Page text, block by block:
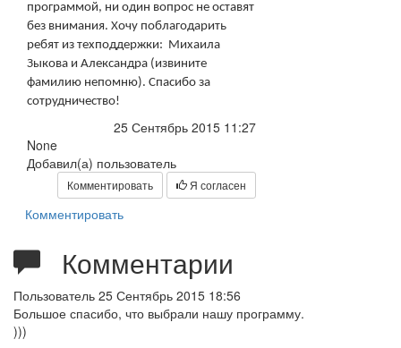
программой, ни один вопрос не оставят
без внимания. Хочу поблагодарить
ребят из техподдержки: Михаила
Зыкова и Александра (извините
фамилию непомню). Спасибо за
сотрудничество!
25 Сентябрь 2015 11:27
None
Добавил(а) пользователь
Комментировать Я согласен
Комментировать
Комментарии
Пользователь 25 Сентябрь 2015 18:56
Большое спасибо, что выбрали нашу программу.
)))